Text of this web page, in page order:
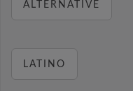
ALTERNATIVE
LATINO